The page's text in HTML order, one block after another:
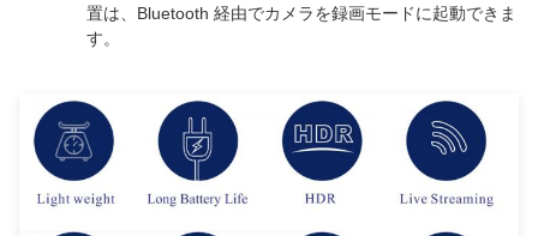
置は、Bluetooth 経由でカメラを録画モードに起動できま
す。